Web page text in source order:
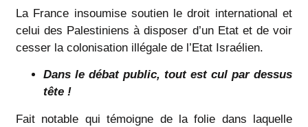
La France insoumise soutien le droit international et
celui des Palestiniens à disposer d’un Etat et de voir
cesser la colonisation illégale de l’Etat Israélien.
Dans le débat public, tout est cul par dessus
tête !
Fait notable qui témoigne de la folie dans laquelle